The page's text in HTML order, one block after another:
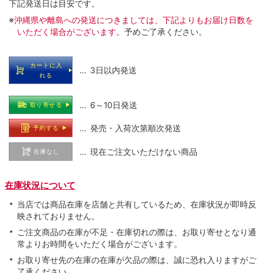
下記発送日は目安です。
※沖縄県や離島への発送につきましては、下記よりもお届け日数を
いただく場合がございます。 予めご了承ください。
カートに入
れる
… 3日以内発送
取り寄せる … 6～10日発送
予約する … 発売・入荷次第順次発送
在庫なし … 現在ご注文いただけない商品
在庫状況について
当店では商品在庫を店舗と共有しているため、在庫状況が即時反
映されておりません。
ご注文商品の在庫が不足・在庫切れの際は、お取り寄せとなり通
常よりお時間をいただく場合がございます。
お取り寄せ先の在庫の在庫が欠品の際は、誠に恐れ入りますがご